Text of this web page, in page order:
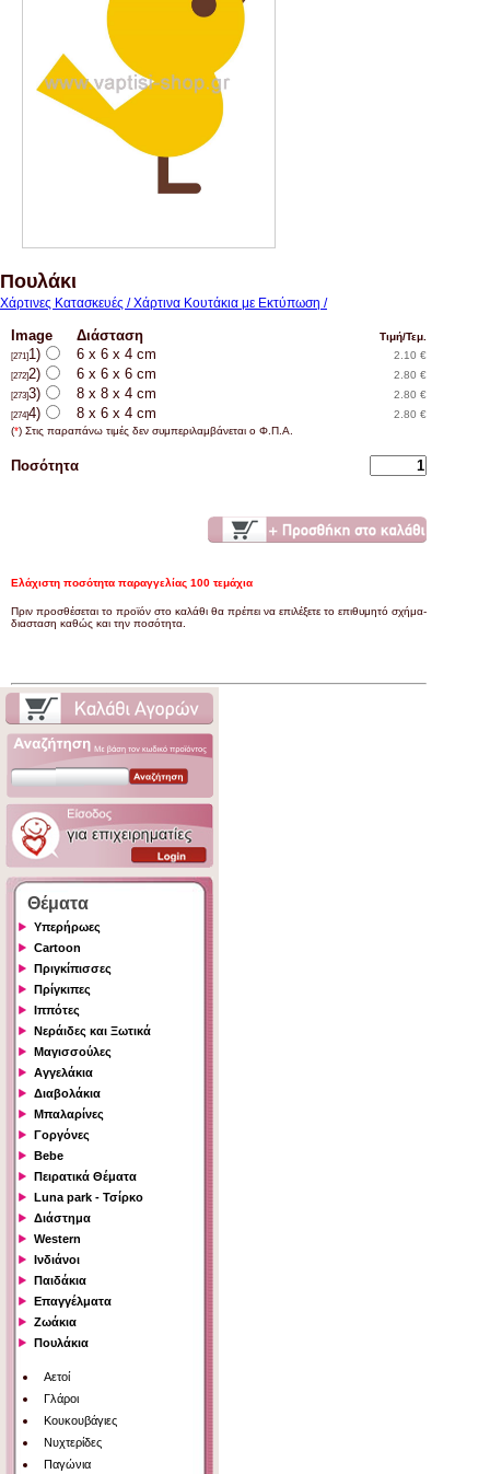
Πουλάκι
Χάρτινες Κατασκευές / Χάρτινα Κουτάκια με Εκτύπωση /
Image Διάσταση Τιμή/Τεμ.
[271] 1) 6 x 6 x 4 cm 2.10 €
[272]2) 6 x 6 x 6 cm 2.80 €
[273]3) 8 x 8 x 4 cm 2.80 €
[274]4) 8 x 6 x 4 cm
2.80 €
(*) Στις παραπάνω τιμές δεν συμπεριλαμβάνεται ο Φ.Π.Α.
Ποσότητα
Ελάχιστη ποσότητα παραγγελίας 100 τεμάχια
Πριν προσθέσεται το προϊόν στο καλάθι θα πρέπει να επιλέξετε το επιθυμητό σχήμα-
διασταση καθώς και την ποσότητα.
Θέματα
Υπερήρωες
Cartoon
Πριγκίπισσες
Πρίγκιπες
Ιππότες
Νεράιδες και Ξωτικά
Μαγισσούλες
Αγγελάκια
Διαβολάκια
Μπαλαρίνες
Γοργόνες
Bebe
Πειρατικά Θέματα
Luna park - Τσίρκο
Διάστημα
Western
Ινδιάνοι
Παιδάκια
Επαγγέλματα
Ζωάκια
Πουλάκια
Αετοί
Γλάροι
Κουκουβάγιες
Νυχτερίδες
Παγώνια